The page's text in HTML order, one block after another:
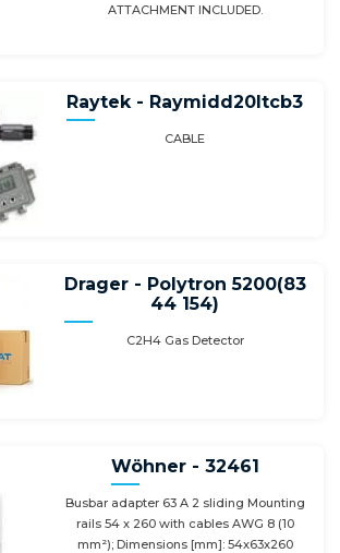
ATTACHMENT INCLUDED.
Raytek - Raymidd20ltcb3
CABLE
Drager - Polytron 5200(83
44 154)
C2H4 Gas Detector
Wöhner - 32461
Busbar adapter 63 A 2 sliding Mounting
rails 54 x 260 with cables AWG 8 (10
mm²); Dimensions [mm]: 54x63x260